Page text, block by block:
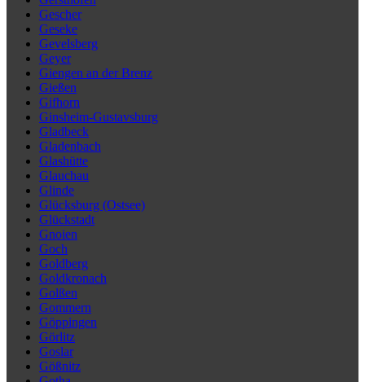
Gescher
Geseke
Gevelsberg
Geyer
Giengen an der Brenz
Gießen
Gifhorn
Ginsheim-Gustavsburg
Gladbeck
Gladenbach
Glashütte
Glauchau
Glinde
Glücksburg (Ostsee)
Glückstadt
Gnoien
Goch
Goldberg
Goldkronach
Golßen
Gommern
Göppingen
Görlitz
Goslar
Gößnitz